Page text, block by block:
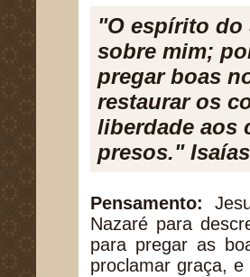
"O espírito do
sobre mim;
pregar boas
restaurar os
liberdade aos
presos."
Pensamento:
Nazaré para
para pregar as
proclamar graça,